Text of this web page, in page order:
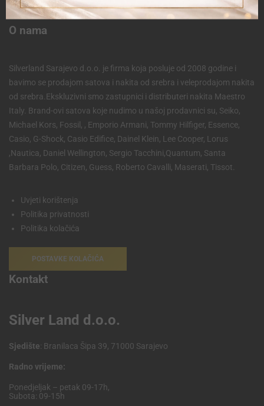
O nama
Silverland Sarajevo d.o.o. je firma koja posluje od 2008 godine i
bavimo se prodajom satova i nakita od srebra i veleprodajom nakita
od srebra.Ekskluzivni smo zastupnici i distributeri nakita Maestro
Italy. Brand-ovi satova koje nudimo u našoj prodavnici su, Seiko,
Michael Kors, Fossil, , Emporio Armani, Tommy Hilfiger, Essence,
Casio, G-Shock, Casio Edifice, Dainel Klein, Lee Cooper, Lorus
,Nautica, Daniel Wellington, Sergio Tacchini,Quantum, Santa
Barbara Polo, Citizen, Guess, Roberto Cavalli, Maserati, Tissot.
Uvjeti korištenja
Politika privatnosti
Politika kolačića
POSTAVKE KOLAČIĆA
Kontakt
Silver Land d.o.o.
Sjedište: Branilaca Šipa 39, 71000 Sarajevo
Radno vrijeme:
Ponedjeljak – petak 09-17h,
Subota: 09-15h